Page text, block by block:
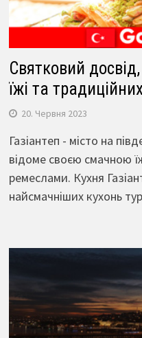
Святковий
їжі та
20. Червня 2023
Газіантеп - місто на
відоме своєю смачною
ремеслами. Кухня
найсмачніших кухонь